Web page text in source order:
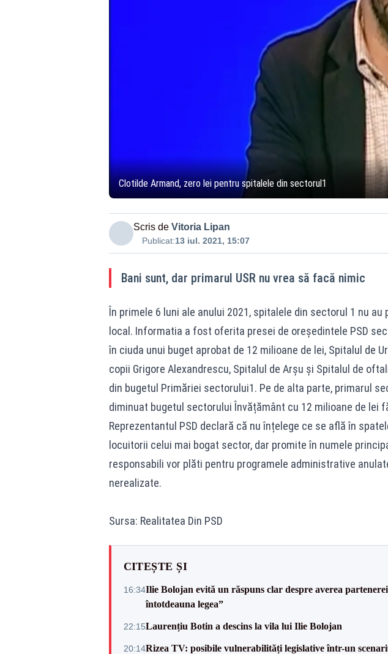
Clotilde Armand, zero lei pentru spitalele din sectorul1
Scris de Vitoria Lipan
Publicat:13 iul. 2021, 15:07
Bani sunt, dar primarul USR nu vrea să facă nimic
În primele 6 luni ale anului 2021, spitalele din sectorul 1 nu au
local. Informatia a fost oferita presei de oreședintele PSD
în ciuda unui buget aprobat de 12 milioane de lei, Spitalul de
copii Grigore Alexandrescu, Spitalul de Arșu și Spitalul de
din bugetul Primăriei sectorului1. Pe de alta parte, primarul
diminuat bugetul sectorului Învățământ cu 12 milioane de lei
Reprezentantul PSD declară că nu înțelege ce se află în
locuitorii celui mai bogat sector, dar promite în numele
responsabili vor plăti pentru programele administrative
nerealizate.
Sursa: Realitatea Din PSD
CITEȘTE ȘI
16:34Ilie Bolojan evită un răspuns clar despre averea
întotdeauna legea”
22:15Laurențiu Botin a descins la vila lui Ilie Bolojan
20:14Rizea TV: posibile vulnerabilități legislative într-un